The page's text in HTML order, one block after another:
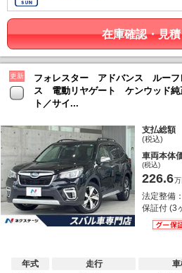
在庫確認・見
更新
フォレスター アドバンス ルー
ス 電動リヤゲート ケンウッド
ト／サイ...
支払総額
(税込)
車両本体
(税込)
226.6万
法定整備
保証付 (3
年式
走行
車